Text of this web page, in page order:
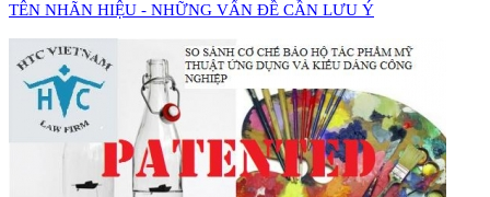
​TÊN NHÃN HIỆU - NHỮNG VẤN ĐỀ CẦN LƯU Ý